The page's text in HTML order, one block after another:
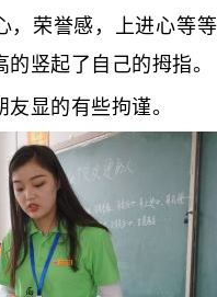
，荣誉感，上进心等等
竖起了自己的拇指。
显的有些拘谨。